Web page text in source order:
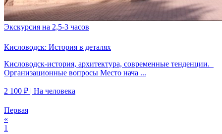
Экскурсия на 2,5-3 часов
Кисловодск: История в деталях
Кисловодск-история, архитектура, современные тенденции.
Организационные вопросы Место нача ...
2 100 ₽ | На человека
Первая
«
1